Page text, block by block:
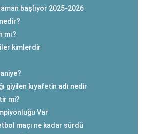
başlıyor 2025-2026
mı?
kimlerdir
giyilen kıyafetin adı nedir
mi?
Var
maçı ne kadar sürdü